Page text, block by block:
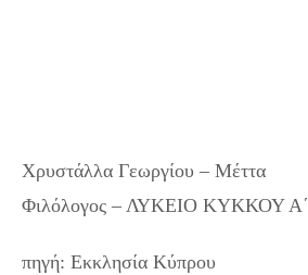
Χρυστάλλα Γεωργίου – Μέττα
Φιλόλογος – ΛΥΚΕΙΟ ΚΥΚΚΟΥ Α΄
πηγή: Εκκλησία Κύπρου